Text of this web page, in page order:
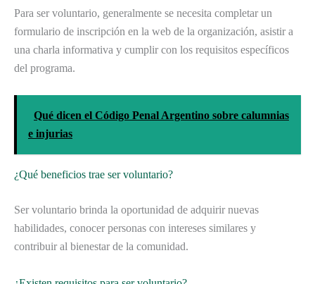
Para ser voluntario, generalmente se necesita completar un
formulario de inscripción en la web de la organización, asistir a
una charla informativa y cumplir con los requisitos específicos
del programa.
Qué dicen el Código Penal Argentino sobre calumnias
e injurias
¿Qué beneficios trae ser voluntario?
Ser voluntario brinda la oportunidad de adquirir nuevas
habilidades, conocer personas con intereses similares y
contribuir al bienestar de la comunidad.